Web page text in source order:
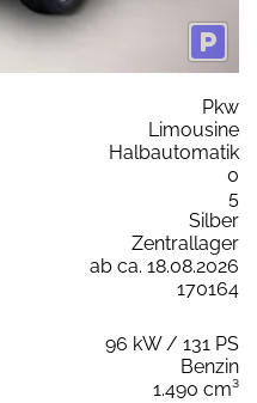
Pkw
Limousine
Halbautomatik
0
5
Silber
Zentrallager
ab ca. 18.08.2026
170164
96 kW / 131 PS
Benzin
1.490 cm³